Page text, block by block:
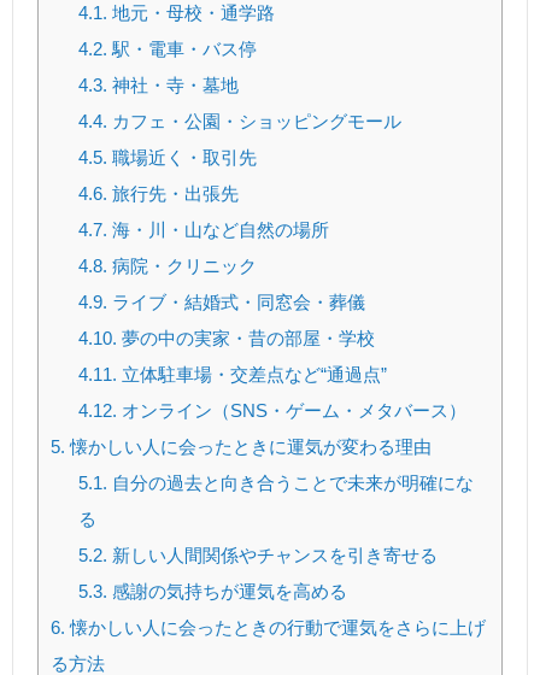
4.1. 地元・母校・通学路
4.2. 駅・電車・バス停
4.3. 神社・寺・墓地
4.4. カフェ・公園・ショッピングモール
4.5. 職場近く・取引先
4.6. 旅行先・出張先
4.7. 海・川・山など自然の場所
4.8. 病院・クリニック
4.9. ライブ・結婚式・同窓会・葬儀
4.10. 夢の中の実家・昔の部屋・学校
4.11. 立体駐車場・交差点など“通過点”
4.12. オンライン（SNS・ゲーム・メタバース）
5. 懐かしい人に会ったときに運気が変わる理由
5.1. 自分の過去と向き合うことで未来が明確にな
る
5.2. 新しい人間関係やチャンスを引き寄せる
5.3. 感謝の気持ちが運気を高める
6. 懐かしい人に会ったときの行動で運気をさらに上げ
る方法